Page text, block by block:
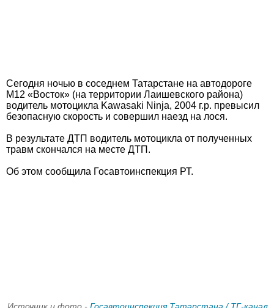
Сегодня ночью в соседнем Татарстане на автодороге
М12 «Восток» (на территории Лаишевского района)
водитель мотоцикла Kawasaki Ninja, 2004 г.р. превысил
безопасную скорость и совершил наезд на лося.
В результате ДТП водитель мотоцикла от полученных
травм скончался на месте ДТП.
Об этом сообщила Госавтоинспекция РТ.
Источник и фото - Госавтоинспекция Татарстана / ТГ-канал